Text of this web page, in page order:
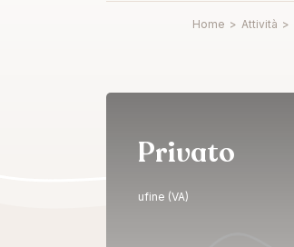
Home > Attività >
Privato
ufine (VA)